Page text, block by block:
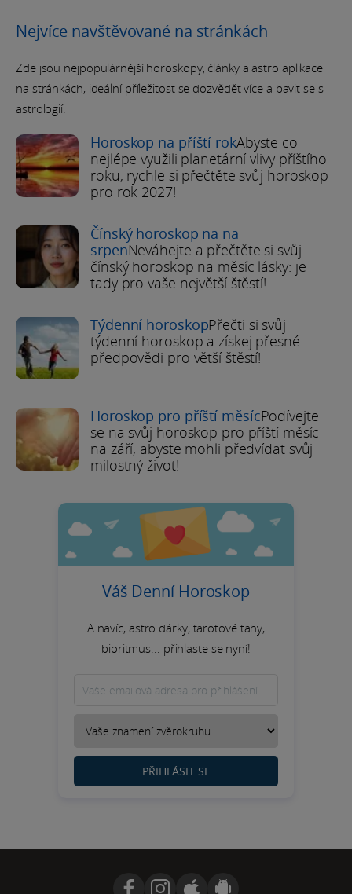
Nejvíce navštěvované na stránkách
Zde jsou nejpopulárnější horoskopy, články a astro aplikace
na stránkách, ideální příležitost se dozvědět více a bavit se s
astrologií.
Horoskop na příští rokAbyste co
nejlépe využili planetární vlivy příštího
roku, rychle si přečtěte svůj horoskop
pro rok 2027!
Čínský horoskop na na
srpenNeváhejte a přečtěte si svůj
čínský horoskop na měsíc lásky: je
tady pro vaše největší štěstí!
Týdenní horoskopPřečti si svůj
týdenní horoskop a získej přesné
předpovědi pro větší štěstí!
Horoskop pro příští měsícPodívejte
se na svůj horoskop pro příští měsíc
na září, abyste mohli předvídat svůj
milostný život!
Váš Denní Horoskop
A navíc, astro dárky, tarotové tahy,
bioritmus... přihlaste se nyní!
PŘIHLÁSIT SE